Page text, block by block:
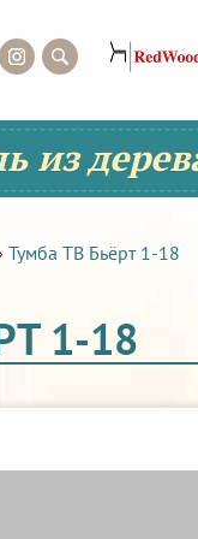
из
Тумба ТВ Бьёрт 1-18
1-18